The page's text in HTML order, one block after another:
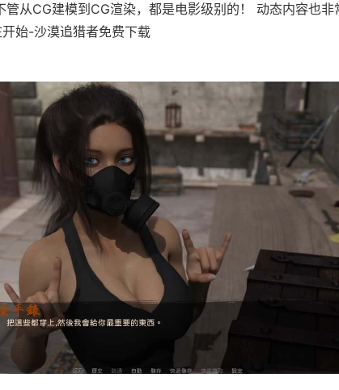
管从CG建模到CG渲染，都是电影级别的！ 动态内容也
始-沙漠追猎者免费下载